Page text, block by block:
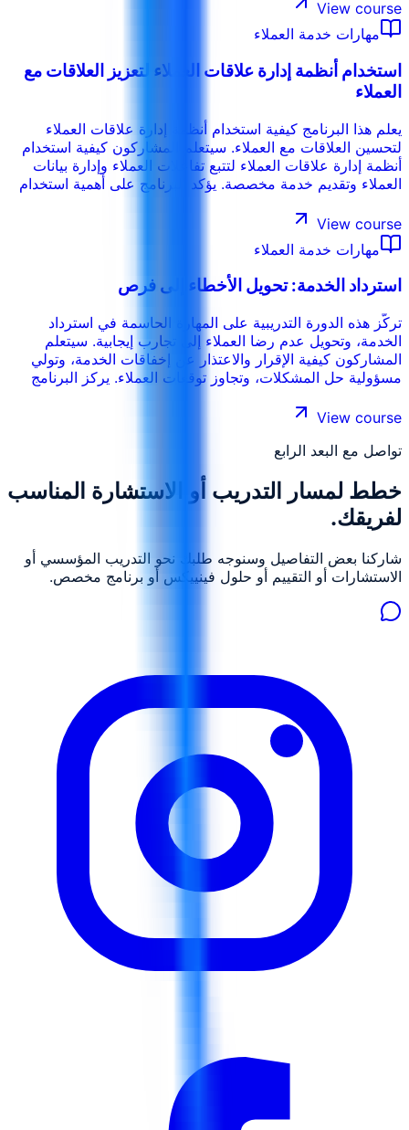
الحقيقية مع العملاء.
View course
مهارات خدمة العملاء
استخدام أنظمة إدارة علاقات العملاء لتعزيز العلاقات مع
العملاء
يعلم هذا البرنامج كيفية استخدام أنظمة إدارة علاقات العملاء
لتحسين العلاقات مع العملاء. سيتعلم المشاركون كيفية استخدام
أنظمة إدارة علاقات العملاء لتتبع تفاعلات العملاء وإدارة بيانات
العملاء وتقديم خدمة مخصصة. يؤكد البرنامج على أهمية استخدام
View course
مهارات خدمة العملاء
استرداد الخدمة: تحويل الأخطاء إلى فرص
تركّز هذه الدورة التدريبية على المهارة الحاسمة في استرداد
الخدمة، وتحويل عدم رضا العملاء إلى تجارب إيجابية. سيتعلم
المشاركون كيفية الإقرار والاعتذار عن إخفاقات الخدمة، وتولي
مسؤولية حل المشكلات، وتجاوز توقعات العملاء. يركز البرنامج
الأمور.
View course
تواصل مع البعد الرابع
خطط لمسار التدريب أو الاستشارة المناسب
لفريقك.
شاركنا بعض التفاصيل وسنوجه طلبك نحو التدريب المؤسسي أو
الاستشارات أو التقييم أو حلول فينييكس أو برنامج مخصص.